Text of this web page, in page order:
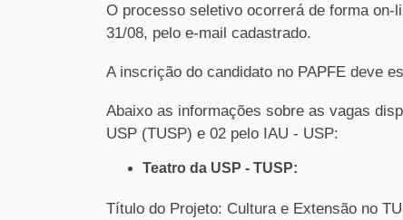
O processo seletivo ocorrerá de forma on-
31/08, pelo e-mail cadastrado.
A inscrição do candidato no PAPFE deve
Abaixo as informações sobre as vagas
USP (TUSP) e 02 pelo IAU - USP:
Teatro da USP - TUSP:
Título do Projeto: Cultura e Extensão no